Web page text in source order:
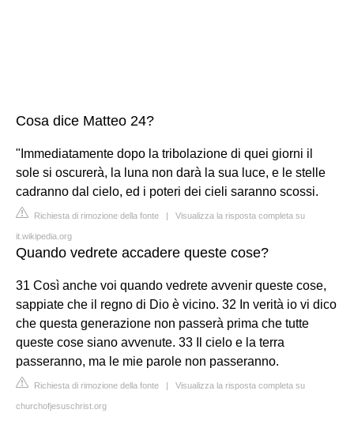
Cosa dice Matteo 24?
"Immediatamente dopo la tribolazione di quei giorni il
sole si oscurerà, la luna non darà la sua luce, e le stelle
cadranno dal cielo, ed i poteri dei cieli saranno scossi.
Richiesta di rimozione della fonte | Visualizza la risposta completa su
it.wikipedia.org
Quando vedrete accadere queste cose?
31 Così anche voi quando vedrete avvenir queste cose,
sappiate che il regno di Dio è vicino. 32 In verità io vi dico
che questa generazione non passerà prima che tutte
queste cose siano avvenute. 33 Il cielo e la terra
passeranno, ma le mie parole non passeranno.
Richiesta di rimozione della fonte | Visualizza la risposta completa su
churchofjesuschrist.org